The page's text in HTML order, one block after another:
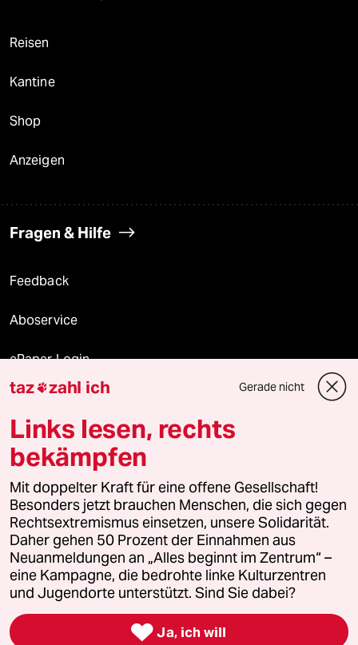
Reisen
Kantine
Shop
Anzeigen
Fragen & Hilfe
Feedback
Aboservice
ePaper Login
Downloads für Abonnierende
© 2026 taz Verlags und Vertriebs GmbH
Alle Rechte vorbehalten. Bei rechtlichen Fragen oder für Genehmigungen
wenden Sie sich bitte an lizenzen@taz.de
Feedback Redaktionsstatut Kommune-Richtlinien
Leitlinie Informant Datenschutz Impressum AGB
Seitenwende Einwilligungen widerrufen (Ads)
taz zahl ich Gerade nicht
Links lesen, rechts
bekämpfen
Mit doppelter Kraft für eine offene Gesellschaft!
Besonders jetzt brauchen Menschen, die sich gegen
Rechtsextremismus einsetzen, unsere Solidarität.
Daher gehen 50 Prozent der Einnahmen aus
Neuanmeldungen an „Alles beginnt im Zentrum“ –
eine Kampagne, die bedrohte linke Kulturzentren
und Jugendorte unterstützt. Sind Sie dabei?
 Ja, ich will